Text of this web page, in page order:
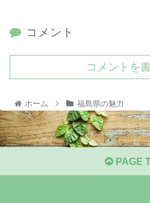
コメント
コメントを
ホーム 福島県の魅力
PAGE